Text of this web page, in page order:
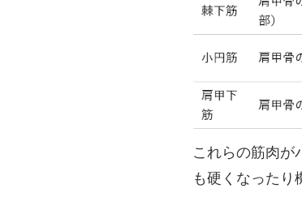
これらの筋肉が
も硬くなったり